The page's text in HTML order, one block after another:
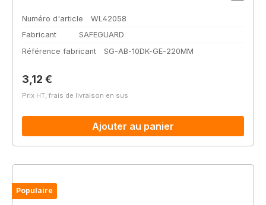
Numéro d'article
WL42058
Fabricant
SAFEGUARD
Référence fabricant
SG-AB-10DK-GE-220MM
Prix régulier :
3,12 €
Prix HT, frais de livraison en sus
Ajouter au panier
Populaire